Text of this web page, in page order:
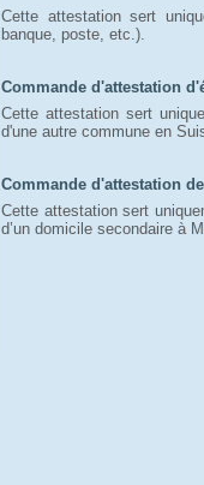
Cette attestation sert
banque, poste, etc.).
Commande d'attestation
Cette attestation sert
d'une autre commune en
Commande d'attestation
Cette attestation sert
d’un domicile secondaire à